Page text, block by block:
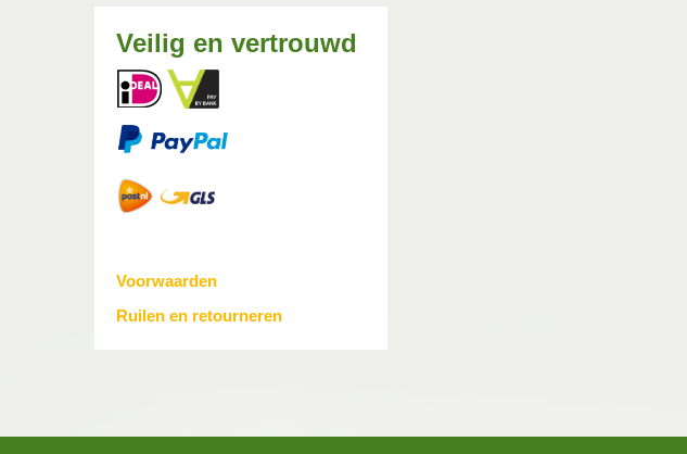
Veilig en vertrouwd
Voorwaarden
Ruilen en retourneren